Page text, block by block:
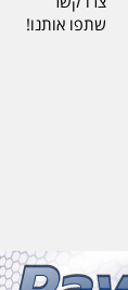
שתפו אותנו!